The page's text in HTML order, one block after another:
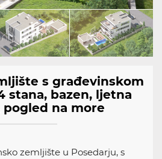
s građevinskom
stana, bazen, ljetna
pogled na more
zemljište u Posedarju, s